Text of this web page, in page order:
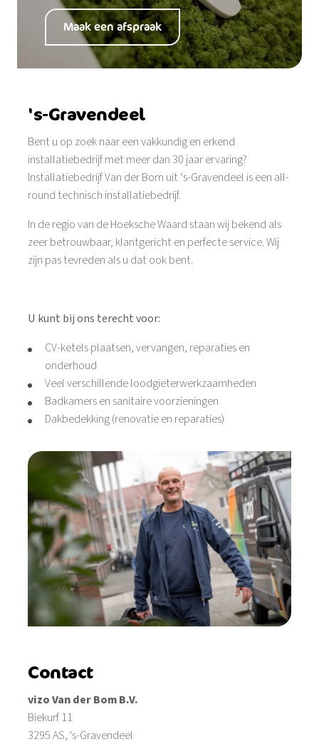
Maak een afspraak
's-Gravendeel
Bent u op zoek naar een vakkundig en erkend
installatiebedrijf met meer dan 30 jaar ervaring?
Installatiebedrijf Van der Bom uit ‘s-Gravendeel is een all-
round technisch installatiebedrijf.
In de regio van de Hoeksche Waard staan wij bekend als
zeer betrouwbaar, klantgericht en perfecte service. Wij
zijn pas tevreden als u dat ook bent.
U kunt bij ons terecht voor:
CV-ketels plaatsen, vervangen, reparaties en
onderhoud
Veel verschillende loodgieterwerkzaamheden
Badkamers en sanitaire voorzieningen
Dakbedekking (renovatie en reparaties)
Contact
vizo Van der Bom B.V.
Biekurf 11
3295 AS, 's-Gravendeel